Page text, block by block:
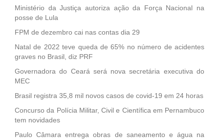
Ministério da Justiça autoriza ação da Força Nacional na
posse de Lula
FPM de dezembro cai nas contas dia 29
Natal de 2022 teve queda de 65% no número de acidentes
graves no Brasil, diz PRF
Governadora do Ceará será nova secretária executiva do
MEC
Brasil registra 35,8 mil novos casos de covid-19 em 24 horas
Concurso da Polícia Militar, Civil e Científica em Pernambuco
tem novidades
Paulo Câmara entrega obras de saneamento e água na